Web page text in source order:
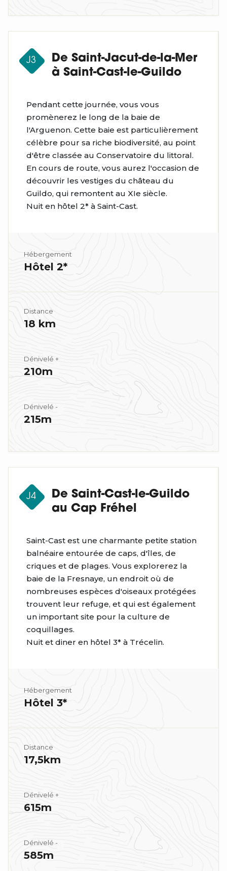
J3
De Saint-Jacut-de-la-Mer
à Saint-Cast-le-Guildo
Pendant cette journée, vous vous
promènerez le long de la baie de
l'Arguenon. Cette baie est particulièrement
célèbre pour sa riche biodiversité, au point
d'être classée au Conservatoire du littoral.
En cours de route, vous aurez l'occasion de
découvrir les vestiges du château du
Guildo, qui remontent au XIe siècle.
Nuit en hôtel 2* à Saint-Cast.
Hébergement
Hôtel 2*
Distance
18 km
Dénivelé +
210m
Dénivelé -
215m
J4
De Saint-Cast-le-Guildo
au Cap Fréhel
Saint-Cast est une charmante petite station
balnéaire entourée de caps, d'îles, de
criques et de plages. Vous explorerez la
baie de la Fresnaye, un endroit où de
nombreuses espèces d'oiseaux protégées
trouvent leur refuge, et qui est également
un important site pour la culture de
coquillages.
Nuit et diner en hôtel 3* à Trécelin.
Hébergement
Hôtel 3*
Distance
17,5km
Dénivelé +
615m
Dénivelé -
585m